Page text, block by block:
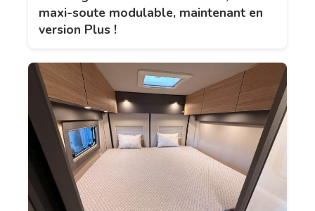
maxi-soute modulable, maintenant en
version Plus !